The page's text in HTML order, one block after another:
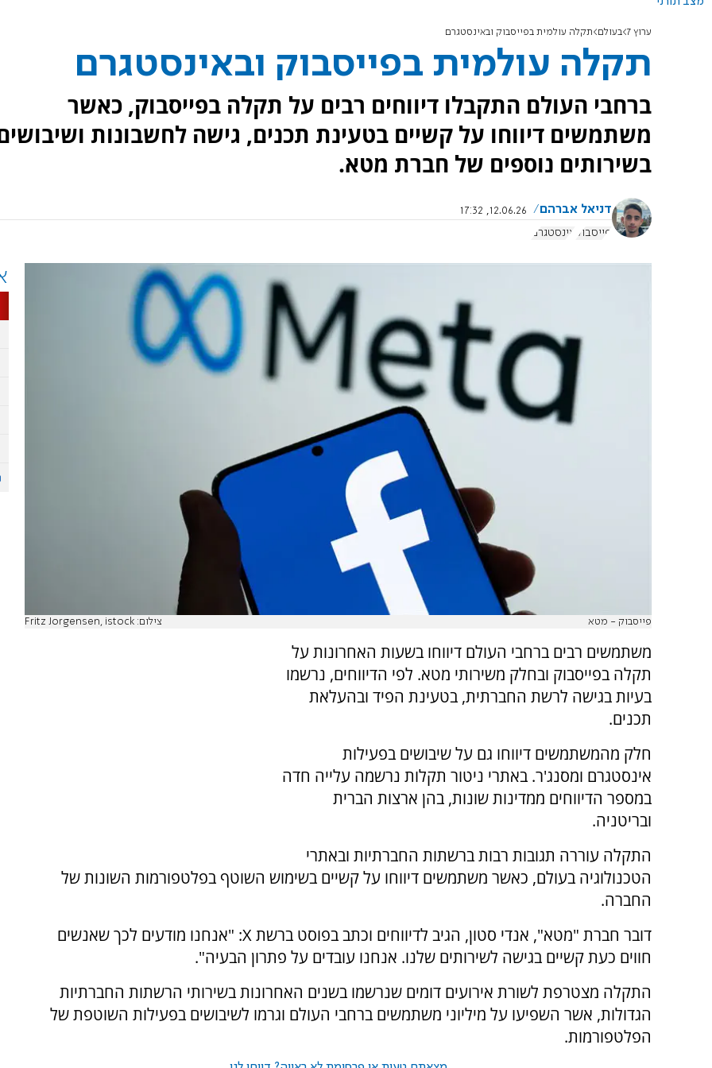
ערוץ 7 בעולם תקלה עולמית בפייסבוק ובאינסטגרם
תקלה עולמית בפייסבוק ובאינסטגרם
ברחבי העולם התקבלו דיווחים רבים על תקלה בפייסבוק, כאשר
משתמשים דיווחו על קשיים בטעינת תכנים, גישה לחשבונות
בשירותים נוספים של חברת מטא.
דניאל אברהם
12.06.26, 17:32
פייסבוק אינסטגרם
פייסבוק - מטא צילום: Fritz Jorgensen, istock
משתמשים רבים ברחבי העולם דיווחו בשעות האחרונות על
תקלה בפייסבוק ובחלק משירותי מטא. לפי הדיווחים, נרשמו
בעיות בגישה לרשת החברתית, בטעינת הפיד ובהעלאת
תכנים.
חלק מהמשתמשים דיווחו גם על שיבושים בפעילות
אינסטגרם ומסנג'ר. באתרי ניטור תקלות נרשמה עלייה חדה
במספר הדיווחים ממדינות שונות, בהן ארצות הברית
ובריטניה.
התקלה עוררה תגובות רבות ברשתות החברתיות ובאתרי
הטכנולוגיה בעולם, כאשר משתמשים דיווחו על קשיים בשימוש השוטף בפלטפורמות השונות של
החברה.
דובר חברת "מטא", אנדי סטון, הגיב לדיווחים וכתב בפוסט ברשת X: "אנחנו מודעים לכך שאנשים
חווים כעת קשיים בגישה לשירותים שלנו. אנחנו עובדים על פתרון הבעיה".
התקלה מצטרפת לשורת אירועים דומים שנרשמו בשנים האחרונות בשירותי הרשתות החברתיות
הגדולות, אשר השפיעו על מיליוני משתמשים ברחבי העולם וגרמו לשיבושים בפעילות השוטפת של
הפלטפורמות.